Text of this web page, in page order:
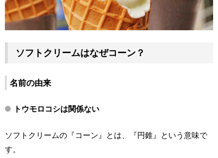
ソフトクリームはなぜコーン？
名前の由来
トウモロコシは関係ない
ソフトクリームの『コーン』とは、『円錐』という意味で
す。